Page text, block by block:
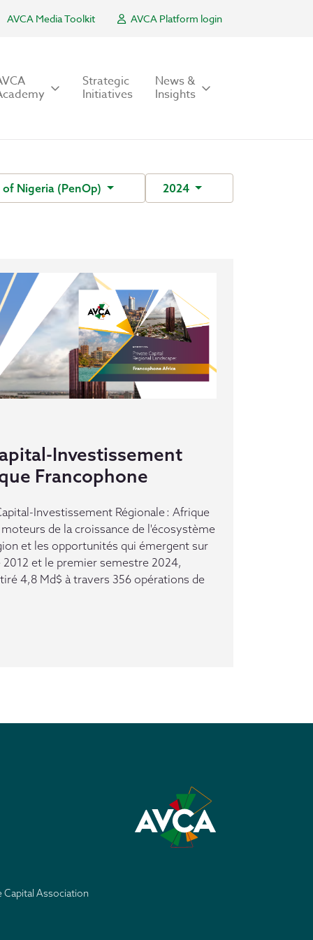
AVCA Media Toolkit AVCA Platform login
Strategic
Initiatives
News &
Insights
Nigeria (PenOp) 2024
Investissement
Francophone
Investissement Régionale : Afrique
de la croissance de l'écosystème
et les opportunités qui émergent sur
et le premier semestre 2024,
4,8 Md$ à travers 356 opérations de
Capital Association